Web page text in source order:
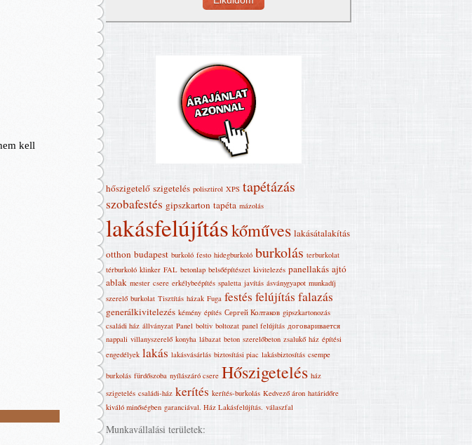
hőszigetelő szigetelés polisztirol XPS tapétázás
szobafestés gipszkarton tapéta mázolás
lakásfelújításkőműves lakásátalakítás
otthon budapest burkoló festo hidegburkoló burkolás terburkolat
térburkoló klinker FAL betonlap belsőépítészet kivitelezés panellakás ajtó
ablak mester csere erkélybeépítés spaletta javítás ásványgyapot munkadíj
szerelő burkolat Tisztítás házak Fuga festés felújítás falazás
generálkivitelezés kémény építés Сергей Колтаков gipszkartonozás
családi ház állványzat Panel boltiv boltozat panel felújítás договаривается
nappali villanyszerelő konyha lábazat beton szerelőbeton zsalukő ház építési
engedélyek lakás lakásvásárlás biztosítási piac lakásbiztosítás csempe
burkolás fürdőszoba nyílászáró csere Hőszigetelés ház
szigetelés családi-ház kerítés kerítés-burkolás Kedvező áron határidőre
kiváló minőségben garanciával. Ház Lakásfelújítás‎. válaszfal
Munkavállalási területek: